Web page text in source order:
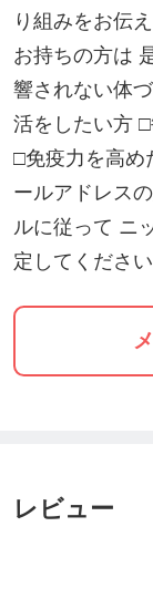
instagram
https://
【日時】2021
【参加費】
【場所】オー
【住所】古賀
【申し込み】
り組みをお伝
お持ちの方は
響されない体
活をしたい方
□免疫力を高め
ールアドレス
ルに従って ニ
定してください
レビュー